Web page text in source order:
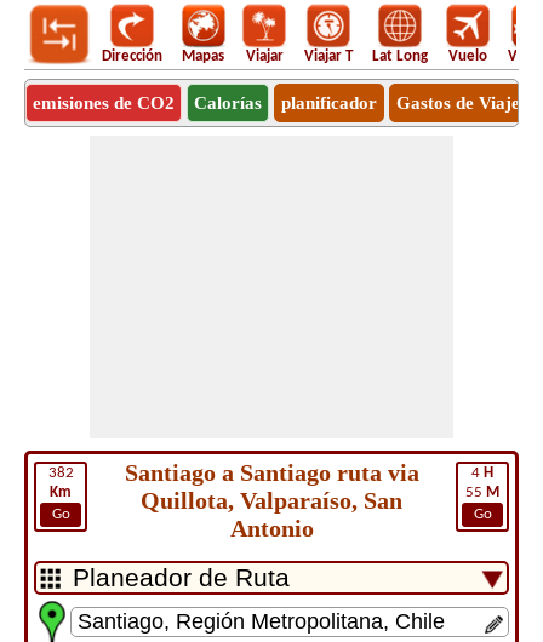
Dirección Mapas Viajar Viajar T Lat Long Vuelo
emisiones de CO2 Calorías planificador Gastos de Viaje
382
Km
Go
4 H
55 M
Go
Santiago a Santiago ruta via
Quillota, Valparaíso, San
Antonio